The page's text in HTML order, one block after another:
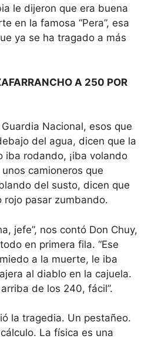
le dijeron que era buena
en la famosa “Pera”, esa
ya se ha tragado a más
A 250 POR
Nacional, esos que
del agua, dicen que la
iba rodando, ¡iba volando
camioneros que
del susto, dicen que
rojo pasar zumbando.
jefe”, nos contó Don Chuy,
en primera fila. “Ese
a la muerte, le iba
al diablo en la cajuela.
de los 240, fácil”.
la tragedia. Un pestañeo.
La física es una